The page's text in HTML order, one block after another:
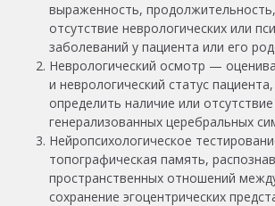
выраженность,
отсутствие неврологических или
заболеваний у пациента или его
Неврологический осмотр —
и неврологический статус
определить наличие или
генерализованных церебральных
Нейропсихологическое
топографическая память,
пространственных отношений
сохранение эгоцентрических